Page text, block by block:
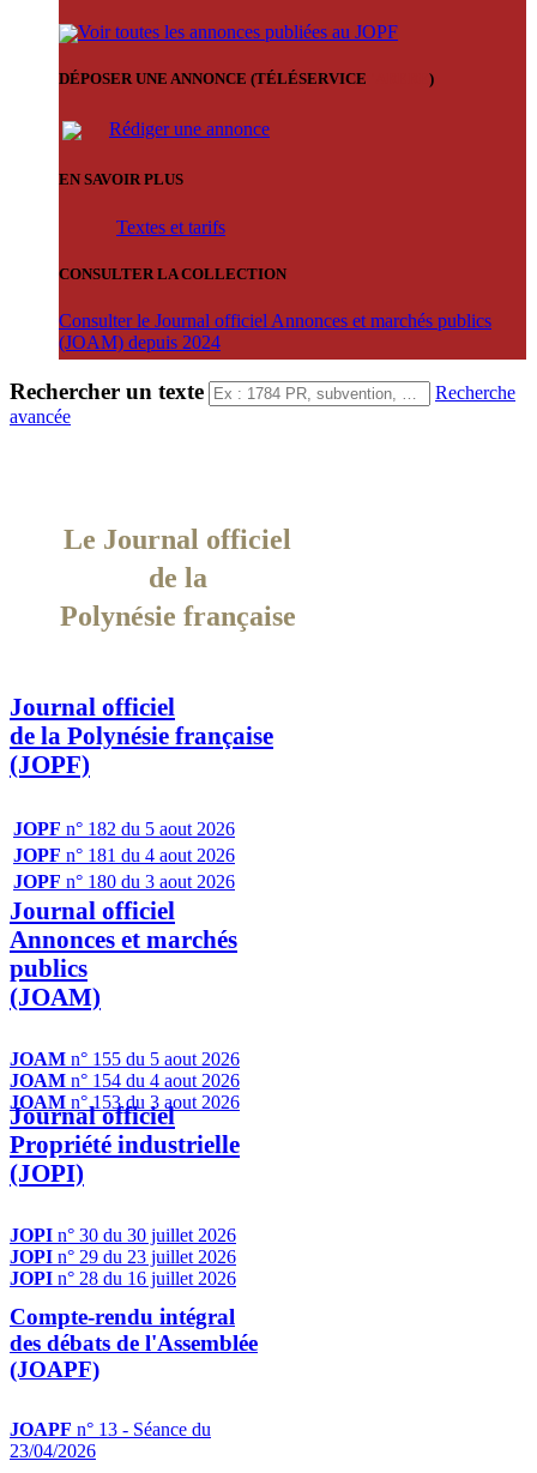
Voir toutes les annonces publiées au JOPF
DÉPOSER UNE ANNONCE (TÉLÉSERVICE )
Rédiger une annonce
EN SAVOIR PLUS
Textes et tarifs
CONSULTER LA COLLECTION
Consulter le Journal officiel Annonces et marchés publics
(JOAM) depuis 2024
Rechercher un texte
Recherche
avancée
Le Journal officiel
de la
Polynésie française
Journal officiel
de la Polynésie française
(JOPF)
JOPF n° 182 du 5 aout 2026
JOPF n° 181 du 4 aout 2026
JOPF n° 180 du 3 aout 2026
Journal officiel
Annonces et marchés
publics
(JOAM)
JOAM n° 155 du 5 aout 2026
JOAM n° 154 du 4 aout 2026
JOAM n° 153 du 3 aout 2026
Journal officiel
Propriété industrielle
(JOPI)
JOPI n° 30 du 30 juillet 2026
JOPI n° 29 du 23 juillet 2026
JOPI n° 28 du 16 juillet 2026
Compte-rendu intégral
des débats de l'Assemblée
(JOAPF)
JOAPF n° 13 - Séance du
23/04/2026